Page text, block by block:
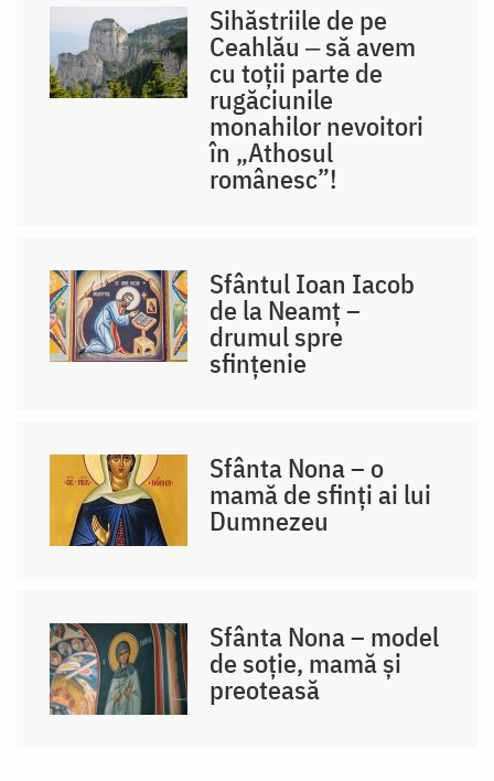
Sihăstriile de pe
Ceahlău ‒ să avem
cu toții parte de
rugăciunile
monahilor nevoitori
în „Athosul
românesc”!
Sfântul Ioan Iacob
de la Neamț –
drumul spre
sfințenie
Sfânta Nona – o
mamă de sfinți ai lui
Dumnezeu
Sfânta Nona – model
de soție, mamă și
preoteasă